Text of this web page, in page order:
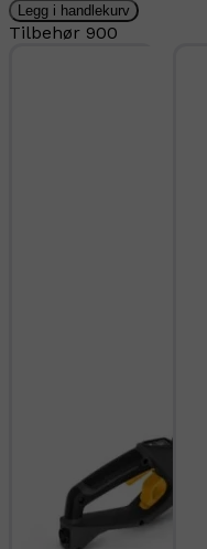
Legg i handlekurv
Tilbehør 900